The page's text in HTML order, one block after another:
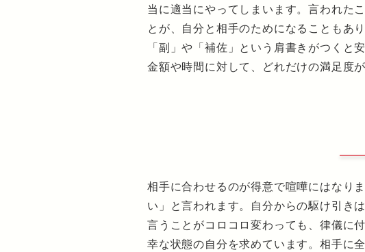
当に適当にやってしまいます。言われた
とが、自分と相手のためになることもあ
「副」や「補佐」という肩書きがつく
金額や時間に対して、どれだけの満足度
相手に合わせるのが得意で喧嘩にはなり
い」と言われます。自分からの駆け引き
言うことがコロコロ変わっても、律儀に
幸な状態の自分を求めています。相手に